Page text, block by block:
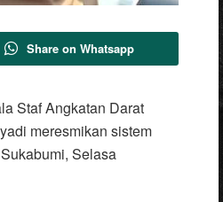
Share on Whatsapp
Staf Angkatan Darat
meresmikan sistem
Selasa